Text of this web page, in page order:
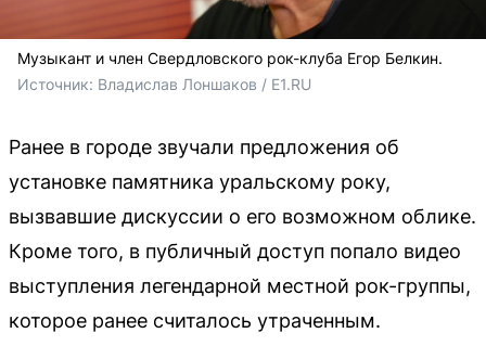
Музыкант и член Свердловского рок-клуба Егор Белкин.
Источник: Владислав Лоншаков / E1.RU
Ранее в городе звучали предложения об
установке памятника уральскому року,
вызвавшие дискуссии о его возможном облике.
Кроме того, в публичный доступ попало видео
выступления легендарной местной рок-группы,
которое ранее считалось утраченным.